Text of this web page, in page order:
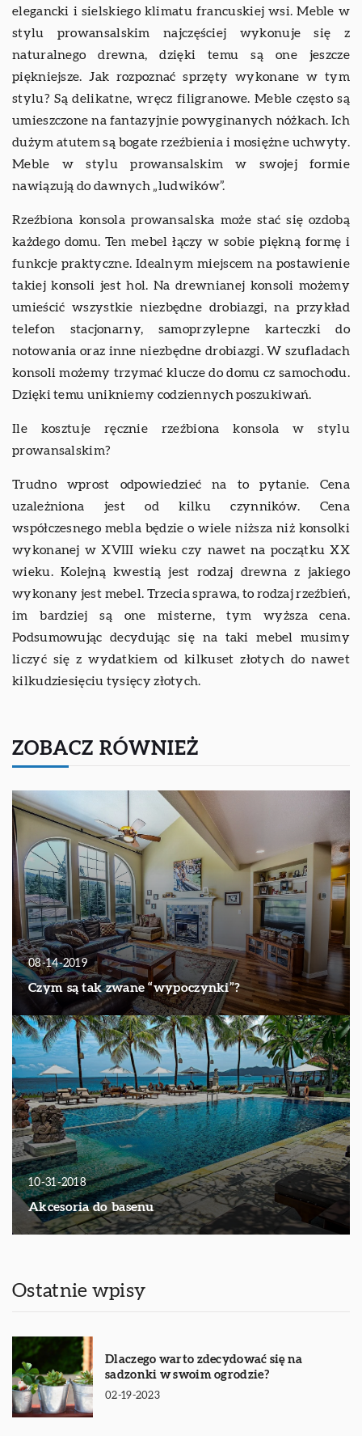
elegancki i sielskiego klimatu francuskiej wsi. Meble w
stylu prowansalskim najczęściej wykonuje się z
naturalnego drewna, dzięki temu są one jeszcze
piękniejsze. Jak rozpoznać sprzęty wykonane w tym
stylu? Są delikatne, wręcz filigranowe. Meble często są
umieszczone na fantazyjnie powyginanych nóżkach. Ich
dużym atutem są bogate rzeźbienia i mosiężne uchwyty.
Meble w stylu prowansalskim w swojej formie
nawiązują do dawnych „ludwików”.
Rzeźbiona konsola prowansalska może stać się ozdobą
każdego domu. Ten mebel łączy w sobie piękną formę i
funkcje praktyczne. Idealnym miejscem na postawienie
takiej konsoli jest hol. Na drewnianej konsoli możemy
umieścić wszystkie niezbędne drobiazgi, na przykład
telefon stacjonarny, samoprzylepne karteczki do
notowania oraz inne niezbędne drobiazgi. W szufladach
konsoli możemy trzymać klucze do domu cz samochodu.
Dzięki temu unikniemy codziennych poszukiwań.
Ile kosztuje ręcznie rzeźbiona konsola w stylu
prowansalskim?
Trudno wprost odpowiedzieć na to pytanie. Cena
uzależniona jest od kilku czynników. Cena
współczesnego mebla będzie o wiele niższa niż konsolki
wykonanej w XVIII wieku czy nawet na początku XX
wieku. Kolejną kwestią jest rodzaj drewna z jakiego
wykonany jest mebel. Trzecia sprawa, to rodzaj rzeźbień,
im bardziej są one misterne, tym wyższa cena.
Podsumowując decydując się na taki mebel musimy
liczyć się z wydatkiem od kilkuset złotych do nawet
kilkudziesięciu tysięcy złotych.
ZOBACZ RÓWNIEŻ
08-14-2019
Czym są tak zwane “wypoczynki”?
10-31-2018
Akcesoria do basenu
Ostatnie wpisy
Dlaczego warto zdecydować się na
sadzonki w swoim ogrodzie?
02-19-2023